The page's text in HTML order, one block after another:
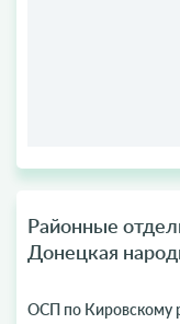
Районные
Донецкая
ОСП по Кировскому